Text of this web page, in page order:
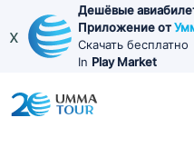
Перейти
основному
x
Дешёвые
Приложение от
Скачать бесплатно
In Play Market